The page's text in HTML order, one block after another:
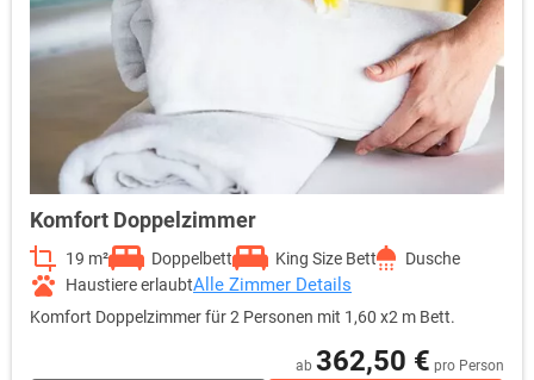
Komfort Doppelzimmer
19 m² Doppelbett King Size Bett
Dusche
Haustiere erlaubtAlle Zimmer Details
Komfort Doppelzimmer für 2 Personen mit 1,60 x2 m Bett.
ab 362,50 € pro Person